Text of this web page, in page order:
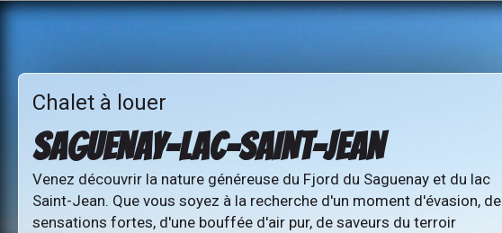
Chalet à louer
SAGUENAY-LAC-SAINT-JEAN
Venez découvrir la nature généreuse du Fjord du Saguenay et du lac
Saint-Jean. Que vous soyez à la recherche d'un moment d'évasion, de
sensations fortes, d'une bouffée d'air pur, de saveurs du terroir